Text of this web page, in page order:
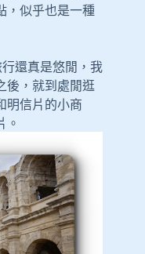
，似乎也是一種
還真是悠閒，我
後，就到處閒逛
明信片的小商
。